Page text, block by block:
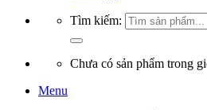
Tìm kiếm:
Chưa có sản phẩm trong
Menu